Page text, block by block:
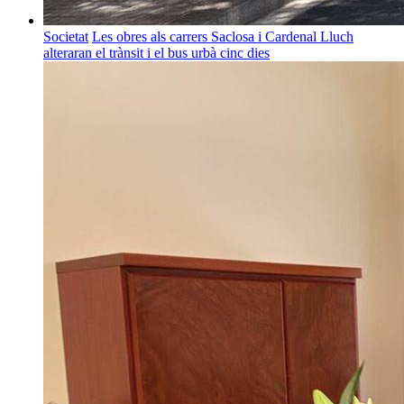
Societat Les obres als carrers Saclosa i Cardenal Lluch
alteraran el trànsit i el bus urbà cinc dies